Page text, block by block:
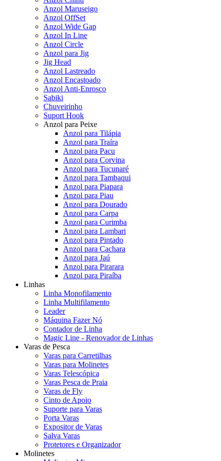
Anzol Maruseigo
Anzol OffSet
Anzol Wide Gap
Anzol In Line
Anzol Circle
Anzol para Jig
Jig Head
Anzol Lastreado
Anzol Encastoado
Anzol Anti-Enrosco
Sabiki
Chuveirinho
Suport Hook
Anzol para Peixe
Anzol para Tilápia
Anzol para Traíra
Anzol para Pacu
Anzol para Corvina
Anzol para Tucunaré
Anzol para Tambaqui
Anzol para Piapara
Anzol para Piau
Anzol para Dourado
Anzol para Carpa
Anzol para Curimba
Anzol para Lambari
Anzol para Pintado
Anzol para Cachara
Anzol para Jaú
Anzol para Pirarara
Anzol para Piraíba
Linhas
Linha Monofilamento
Linha Multifilamento
Leader
Máquina Fazer Nó
Contador de Linha
Magic Line - Renovador de Linhas
Varas de Pesca
Varas para Carretilhas
Varas para Molinetes
Varas Telescópica
Varas Pesca de Praia
Varas de Fly
Cinto de Apoio
Suporte para Varas
Porta Varas
Expositor de Varas
Salva Varas
Protetores e Organizador
Molinetes